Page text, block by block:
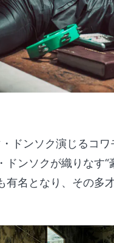
ドンソク演じるコ
ンソクが織りなす
名となり、その多